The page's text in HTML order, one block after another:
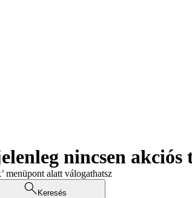
nincsen akciós
menüpont alatt válogathatsz
Keresés